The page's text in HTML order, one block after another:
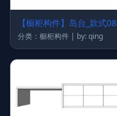
【橱柜构件】岛台_款式08
分类：橱柜构件 | by: qing